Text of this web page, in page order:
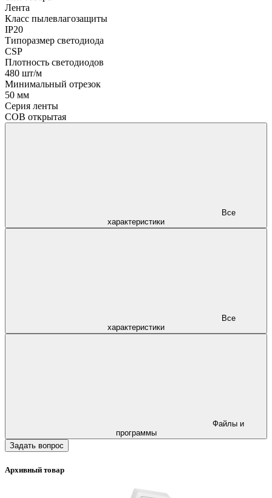
Лента
Класс пылевлагозащиты
IP20
Типоразмер светодиода
CSP
Плотность светодиодов
480 шт/м
Минимальный отрезок
50 мм
Серия ленты
COB открытая
характеристики
характеристики
программы
Задать вопрос
Архивный товар